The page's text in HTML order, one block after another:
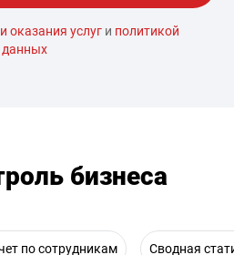
оказания услуг и политикой
данных
бизнеса
по сотрудникам Сводная